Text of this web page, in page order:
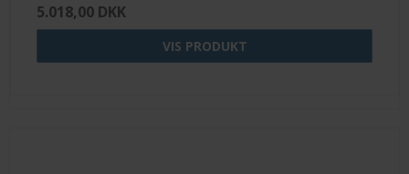
5.018,00 DKK
VIS PRODUKT